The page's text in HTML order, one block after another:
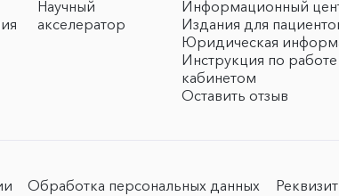
Научный
акселератор
Информационный
Издания для
Юридическая
Инструкция по
кабинетом
Оставить отзыв
Обработка персональных данных